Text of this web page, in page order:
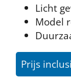
Licht
Model
Prijs